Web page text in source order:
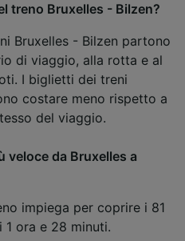
treno Bruxelles - Bilzen?
Bruxelles - Bilzen partono
di viaggio, alla rotta e al
I biglietti dei treni
costare meno rispetto a
del viaggio.
veloce da Bruxelles a
impiega per coprire i 81
1 ora e 28 minuti.